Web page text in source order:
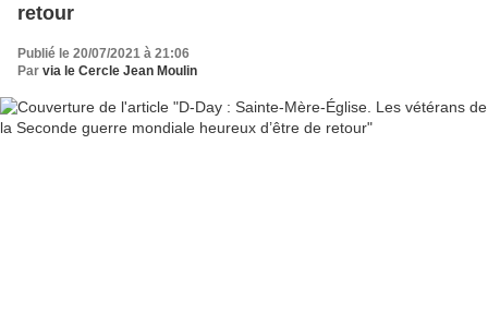
retour
Publié le 20/07/2021 à 21:06
Par via le Cercle Jean Moulin